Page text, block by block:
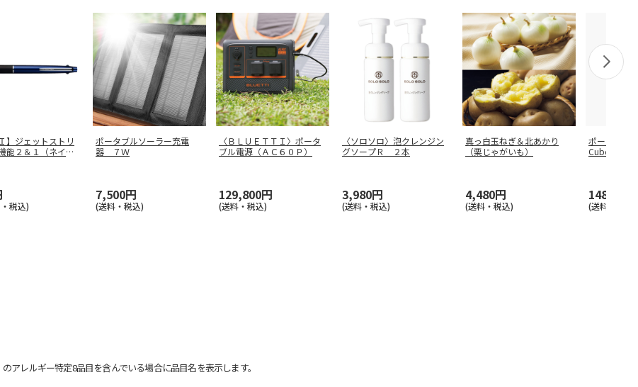
】ジェットストリ
能２＆１（ネイビ
税込)
ポータブルソーラー充電
器 ７Ｗ
7,500円
(送料・税込)
〈ＢＬＵＥＴＴＩ〉ポータ
ブル電源（ＡＣ６０Ｐ）
129,800円
(送料・税込)
〈ソロソロ〉泡クレンジン
グソープＲ ２本
3,980円
(送料・税込)
真っ白玉ねぎ＆北あかり
（栗じゃがいも）
4,480円
(送料・税込)
ポータブル
Cubele｜
148,000
(送料別・税
レルギー特定8品目を含んでいる場合に品目名を表示します。